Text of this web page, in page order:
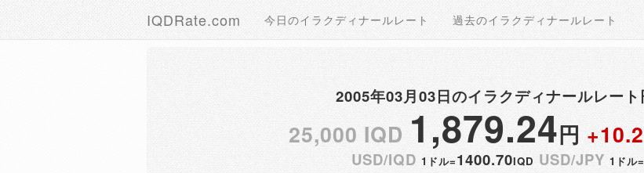
IQDRate.com 今日のイラクディナールレート 過去のイラクディナールレート
2005年03月03日のイラクディナールレー
25,000 IQD 1,879.24円
USD/IQD 1ドル=1400.70IQD USD/JPY 1ドル=